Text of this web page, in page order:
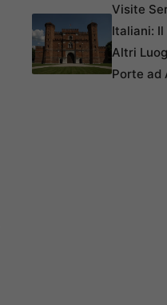
Visite
Italiani:
Altri
Porte ad